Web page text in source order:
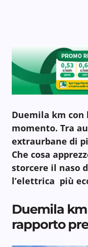
Duemila km con
momento. Tra
extraurbane di
Che cosa
storcere il naso
l’elettrica più
Duemila
rapporto